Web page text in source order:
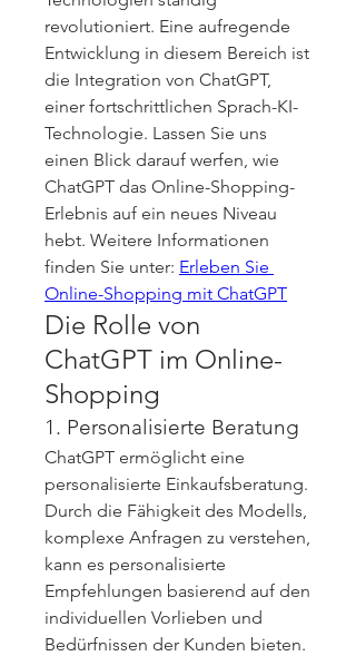
revolutioniert. Eine aufregende
Entwicklung in diesem Bereich ist
die Integration von ChatGPT,
einer fortschrittlichen Sprach-KI-
Technologie. Lassen Sie uns
einen Blick darauf werfen, wie
ChatGPT das Online-Shopping-
Erlebnis auf ein neues Niveau
hebt. Weitere Informationen
finden Sie unter: Erleben Sie
Online-Shopping mit ChatGPT
Die Rolle von
ChatGPT im Online-
Shopping
1. Personalisierte Beratung
ChatGPT ermöglicht eine
personalisierte Einkaufsberatung.
Durch die Fähigkeit des Modells,
komplexe Anfragen zu verstehen,
kann es personalisierte
Empfehlungen basierend auf den
individuellen Vorlieben und
Bedürfnissen der Kunden bieten.